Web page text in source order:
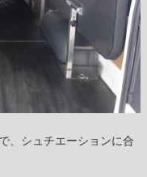
、シュチエーションに合